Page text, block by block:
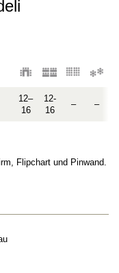
12–
16
12-
16
– –
Flipchart und Pinwand.